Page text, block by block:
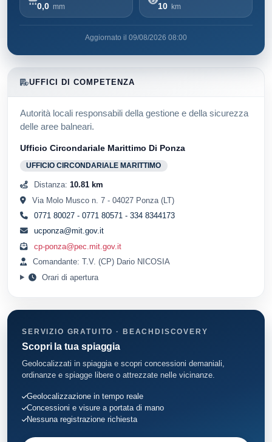
0,0 mm 10 km
Aggiornato il 09/08/2026 08:00
UFFICI DI COMPETENZA
Autorità locali responsabili della gestione e della sicurezza
delle aree balneari.
Ufficio Circondariale Marittimo Di Ponza
UFFICIO CIRCONDARIALE MARITTIMO
Distanza: 10.81 km
Via Molo Musco n. 7 - 04027 Ponza (LT)
0771 80027 - 0771 80571 - 334 8344173
ucponza@mit.gov.it
cp-ponza@pec.mit.gov.it
Comandante: T.V. (CP) Dario NICOSIA
Orari di apertura
SERVIZIO GRATUITO · BEACHDISCOVERY
Scopri la tua spiaggia
Geolocalizzati in spiaggia e scopri concessioni demaniali,
ordinanze e spiagge libere o attrezzate nelle vicinanze.
Geolocalizzazione in tempo reale
Concessioni e visure a portata di mano
Nessuna registrazione richiesta